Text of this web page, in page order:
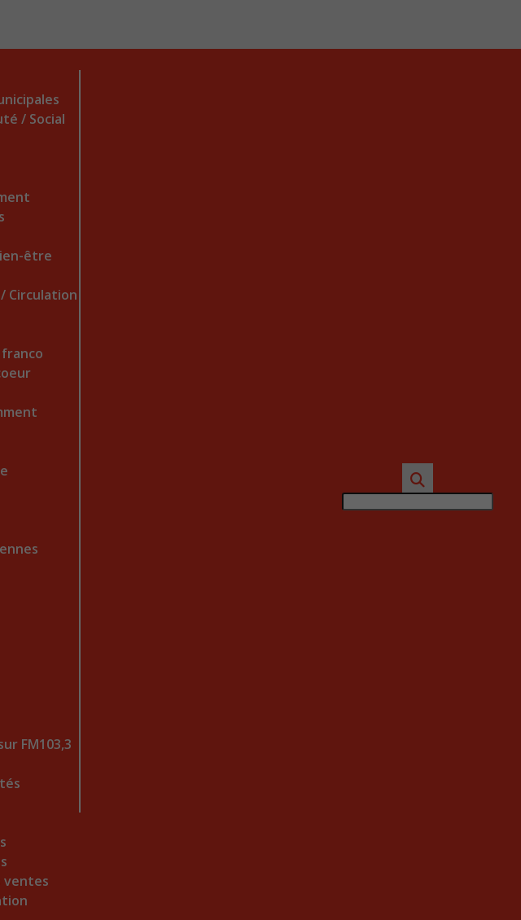
/ Social
être
Circulation
FM103,3
ventes